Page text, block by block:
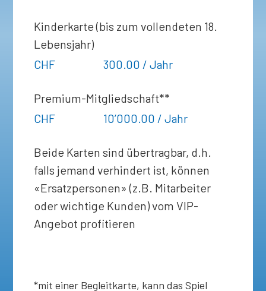
Kinderkarte (bis zum vollendeten 18.
Lebensjahr)
CHF
300.00 / Jahr
Premium-Mitgliedschaft**
CHF
10’000.00 / Jahr
Beide Karten sind übertragbar, d.h.
falls jemand verhindert ist, können
«Ersatzpersonen» (z.B. Mitarbeiter
oder wichtige Kunden) vom VIP-
Angebot profitieren
*mit einer Begleitkarte, kann das Spiel